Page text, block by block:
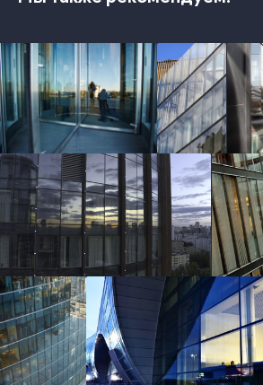
photo photo
photo